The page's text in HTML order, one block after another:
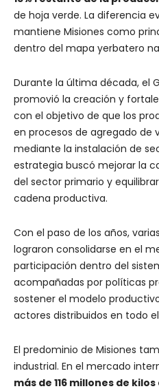
de hoja verde. La diferencia
mantiene Misiones como
dentro del mapa yerbatero
Durante la última década, el
promovió la creación y
con el objetivo de que los
en procesos de agregado de
mediante la instalación de
estrategia buscó mejorar la
del sector primario y
cadena productiva.
Con el paso de los años,
lograron consolidarse en el
participación dentro del
acompañadas por políticas
sostener el modelo
actores distribuidos en todo
El predominio de Misiones
industrial. En el mercado
más de 116 millones de